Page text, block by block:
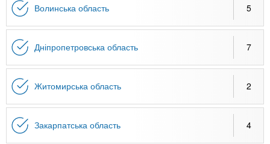
n
f
o
Волинська область 5
Дніпропетровська область 7
Житомирська область 2
Закарпатська область 4